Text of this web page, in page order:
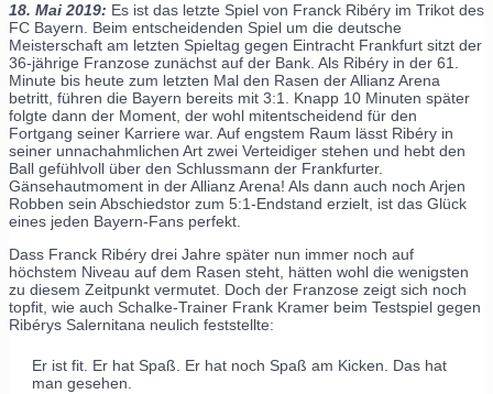
18. Mai 2019: Es ist das letzte Spiel von Franck Ribéry im Trikot des
FC Bayern. Beim entscheidenden Spiel um die deutsche
Meisterschaft am letzten Spieltag gegen Eintracht Frankfurt sitzt der
36-jährige Franzose zunächst auf der Bank. Als Ribéry in der 61.
Minute bis heute zum letzten Mal den Rasen der Allianz Arena
betritt, führen die Bayern bereits mit 3:1. Knapp 10 Minuten später
folgte dann der Moment, der wohl mitentscheidend für den
Fortgang seiner Karriere war. Auf engstem Raum lässt Ribéry in
seiner unnachahmlichen Art zwei Verteidiger stehen und hebt den
Ball gefühlvoll über den Schlussmann der Frankfurter.
Gänsehautmoment in der Allianz Arena! Als dann auch noch Arjen
Robben sein Abschiedstor zum 5:1-Endstand erzielt, ist das Glück
eines jeden Bayern-Fans perfekt.
Dass Franck Ribéry drei Jahre später nun immer noch auf
höchstem Niveau auf dem Rasen steht, hätten wohl die wenigsten
zu diesem Zeitpunkt vermutet. Doch der Franzose zeigt sich noch
topfit, wie auch Schalke-Trainer Frank Kramer beim Testspiel gegen
Ribérys Salernitana neulich feststellte:
Er ist fit. Er hat Spaß. Er hat noch Spaß am Kicken. Das hat
man gesehen.